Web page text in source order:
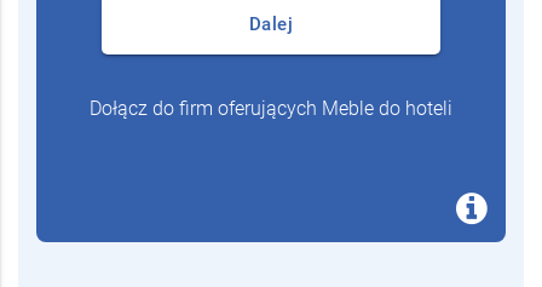
Dalej
Dołącz do firm oferujących Meble do hoteli